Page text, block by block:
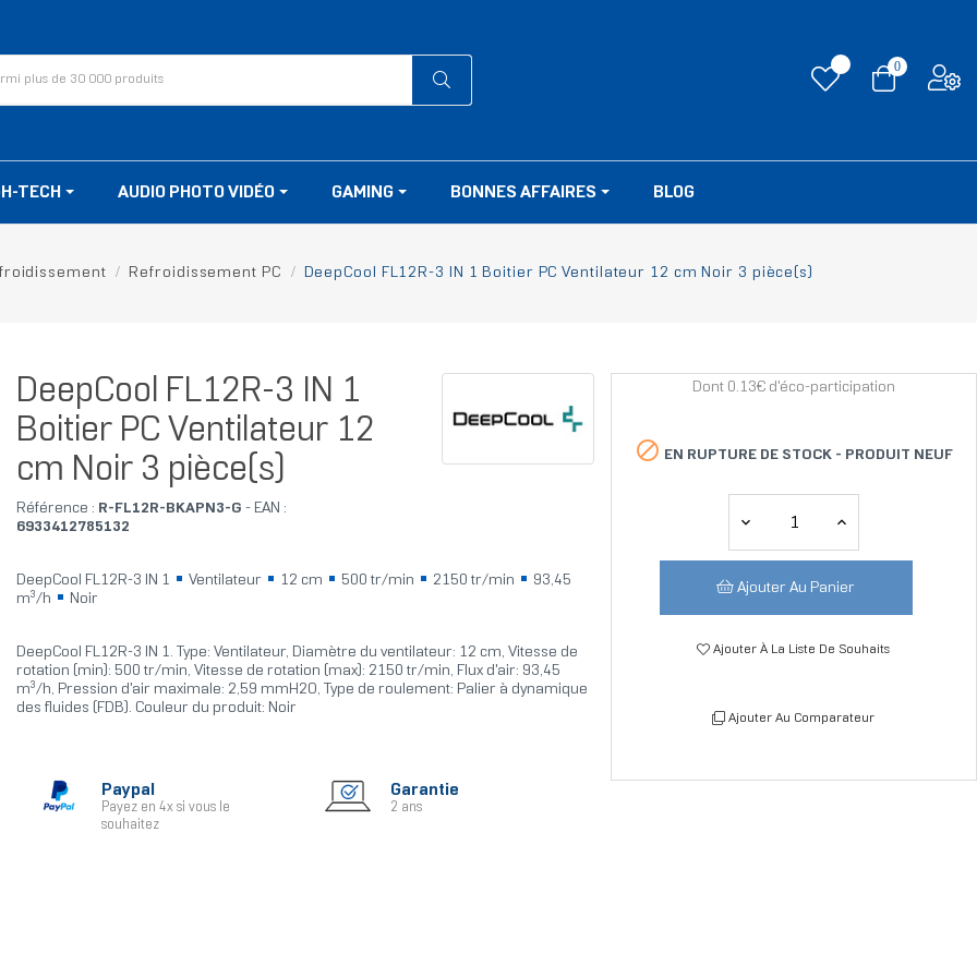
0
TECH AUDIO PHOTO VIDÉO GAMING BONNES AFFAIRES BLOG
Refroidissement PC DeepCool FL12R-3 IN 1 Boitier PC Ventilateur 12 cm Noir 3 pièce(s)
DeepCool FL12R-3 IN 1
Boitier PC Ventilateur 12
cm Noir 3 pièce(s)
Référence : R-FL12R-BKAPN3-G - EAN :
6933412785132
DeepCool FL12R-3 IN 1 Ventilateur 12 cm 500 tr/min 2150 tr/min
93,45
m³/h
Noir
DeepCool FL12R-3 IN 1. Type: Ventilateur, Diamètre du ventilateur: 12 cm, Vitesse de
rotation (min): 500 tr/min, Vitesse de rotation (max): 2150 tr/min, Flux d'air: 93,45
m³/h, Pression d'air maximale: 2,59 mmH2O, Type de roulement: Palier à dynamique
des fluides (FDB). Couleur du produit: Noir
Paypal
Payez en 4x si vous le
souhaitez
Garantie
2 ans
Dont 0.13€ d'éco-participation
 EN RUPTURE DE STOCK - PRODUIT NEUF
Ajouter Au Panier
Ajouter À La Liste De Souhaits
Ajouter Au Comparateur